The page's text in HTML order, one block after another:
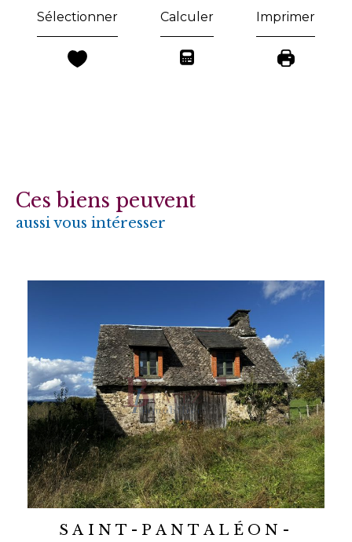
Sélectionner Calculer Imprimer
Ces biens peuvent
aussi vous intéresser
SAINT-PANTALÉON-